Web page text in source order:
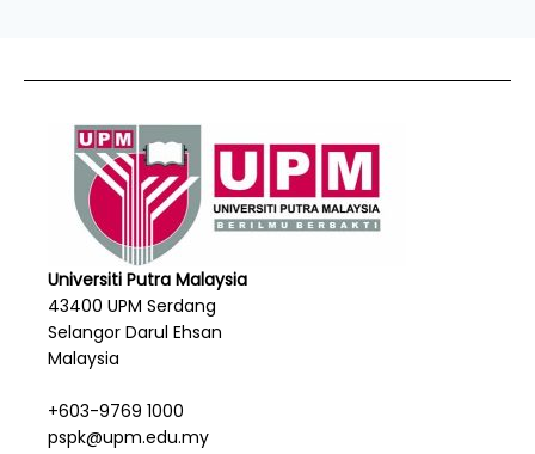
Universiti Putra Malaysia
43400 UPM Serdang
Selangor Darul Ehsan
Malaysia
+603-9769 1000
pspk@upm.edu.my